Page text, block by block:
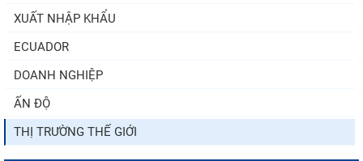
XUẤT NHẬP KHẨU
ECUADOR
DOANH NGHIỆP
ẤN ĐỘ
THỊ TRƯỜNG THẾ GIỚI